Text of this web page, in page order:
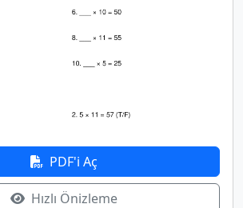
PDF'i Aç
Hızlı Önizleme